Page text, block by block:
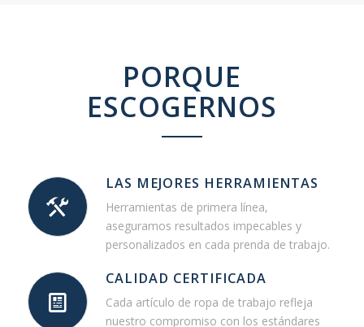
PORQUE
ESCOGERNOS
LAS MEJORES HERRAMIENTAS
Herramientas de primera línea,
aseguramos resultados impecables y
personalizados en cada prenda de trabajo.
CALIDAD CERTIFICADA
Cada artículo de ropa de trabajo refleja
nuestro compromiso con los estándares